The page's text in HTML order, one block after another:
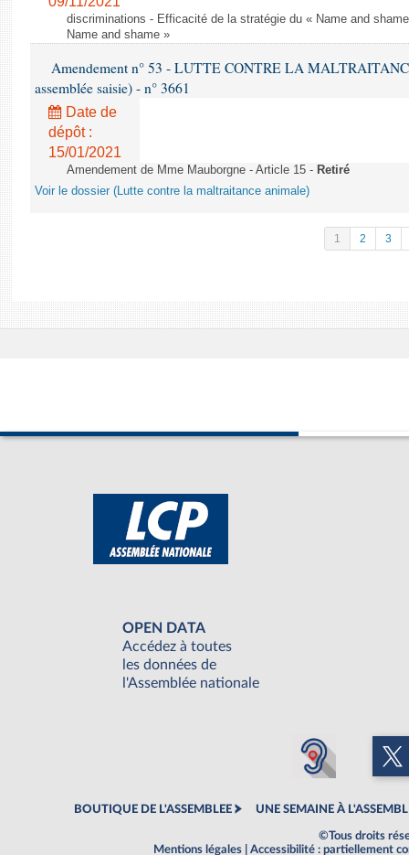
discriminations - Efficacité de la stratégie du « Name and
Name and shame »
Amendement n° 53 - LUTTE CONTRE LA
assemblée saisie) - n° 3661
Date de
dépôt :
15/01/2021
Amendement de Mme Mauborgne - Article 15 - Retiré
Voir le dossier (Lutte contre la maltraitance animale)
1 2 3
OPEN DATA
Accédez à toutes
les données de
l'Assemblée nationale
BOUTIQUE DE L'ASSEMBLEE UNE SEMAINE À
©Tous droits
Mentions légales
Accessibilité : partiellement